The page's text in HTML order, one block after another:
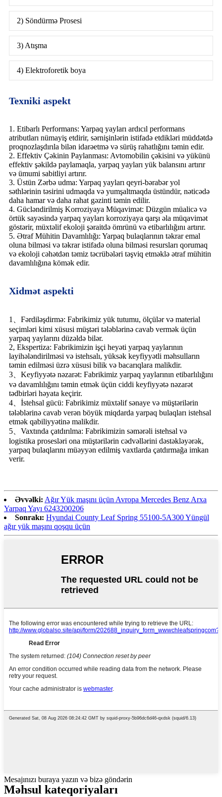
2) Söndürmə Prosesi
3) Atışma
4) Elektroforetik boya
Texniki aspekt
1. Etibarlı Performans: Yarpaq yayları ardıcıl performans
atributları nümayiş etdirir, sərnişinlərin istifadə etdikləri müddətdə
proqnozlaşdırıla bilən idarəetmə və sürüş rahatlığını təmin edir.
2. Effektiv Çəkinin Paylanması: Avtomobilin çəkisini və yükünü
effektiv şəkildə paylamaqla, yarpaq yayları yük balansını artırır
və ümumi sabitliyi artırır.
3. Üstün Zərbə udma: Yarpaq yayları qeyri-bərabər yol
səthlərinin təsirini udmaqda və yumşaltmaqda üstündür, nəticədə
daha hamar və daha rahat gəzinti təmin edilir.
4. Gücləndirilmiş Korroziyaya Müqavimət: Düzgün müalicə və
örtük sayəsində yarpaq yayları korroziyaya qarşı əla müqavimət
göstərir, müxtəlif ekoloji şəraitdə ömrünü və etibarlılığını artırır.
5. Ətraf Mühitin Davamlılığı: Yarpaq bulaqlarının təkrar emal
oluna bilməsi və təkrar istifadə oluna bilməsi resursları qorumaq
və ekoloji cəhətdən təmiz təcrübələri təşviq etməklə ətraf mühitin
davamlılığına kömək edir.
Xidmət aspekti
1、Fərdiləşdirmə: Fabrikimiz yük tutumu, ölçülər və material
seçimləri kimi xüsusi müştəri tələblərinə cavab vermək üçün
yarpaq yaylarını düzəldə bilər.
2, Ekspertiza: Fabrikimizin işçi heyəti yarpaq yaylarının
layihələndirilməsi və istehsalı, yüksək keyfiyyətli məhsulların
təmin edilməsi üzrə xüsusi bilik və bacarıqlara malikdir.
3、Keyfiyyətə nəzarət: Fabrikimiz yarpaq yaylarının etibarlılığını
və davamlılığını təmin etmək üçün ciddi keyfiyyətə nəzarət
tədbirləri həyata keçirir.
4、İstehsal gücü: Fabrikimiz müxtəlif sənaye və müştərilərin
tələblərinə cavab verən böyük miqdarda yarpaq bulaqları istehsal
etmək qabiliyyətinə malikdir.
5、Vaxtında çatdırılma: Fabrikimizin səmərəli istehsal və
logistika prosesləri ona müştərilərin cədvəllərini dəstəkləyərək,
yarpaq bulaqlarını müəyyən edilmiş vaxtlarda çatdırmağa imkan
verir.
Əvvəlki: Ağır Yük maşını üçün Avropa Mercedes Benz Arxa
Yarpaq Yayı 6243200206
Sonrakı: Hyundai County Leaf Spring 55100-5A300 Yüngül
ağır yük maşını qoşqu üçün
Mesajınızı buraya yazın və bizə göndərin
Məhsul kateqoriyaları